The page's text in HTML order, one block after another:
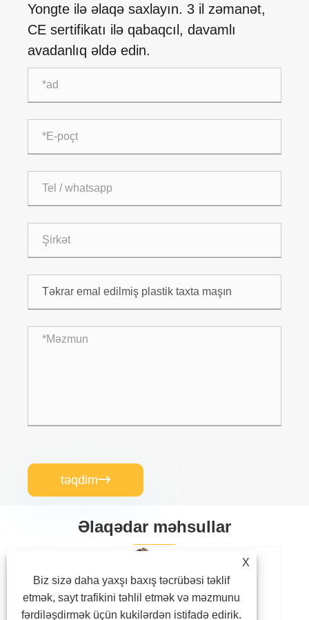
Yongte ilə əlaqə saxlayın. 3 il zəmanət,
CE sertifikatı ilə qabaqcıl, davamlı
avadanlıq əldə edin.
təqdim
Əlaqədar məhsullar
Plastik Taxta Hazırlayan Maşın
Ətraflı Baxın >>
X
Biz sizə daha yaxşı baxış təcrübəsi təklif
etmək, sayt trafikini təhlil etmək və məzmunu
fərdiləşdirmək üçün kukilərdən istifadə edirik.